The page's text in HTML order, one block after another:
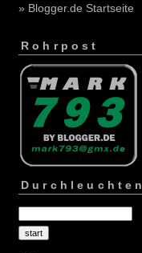
» Blogger.de Startseite
Rohrpost
Durchleuchten